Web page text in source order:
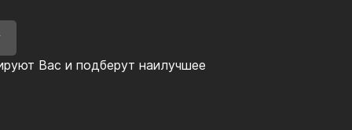
Вас и подберут наилучшее